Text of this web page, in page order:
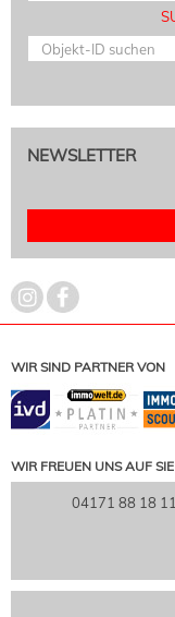
NEWSLETTER
WIR SIND PARTNER VON
WIR FREUEN UNS AUF SIE
04171 88 18 11